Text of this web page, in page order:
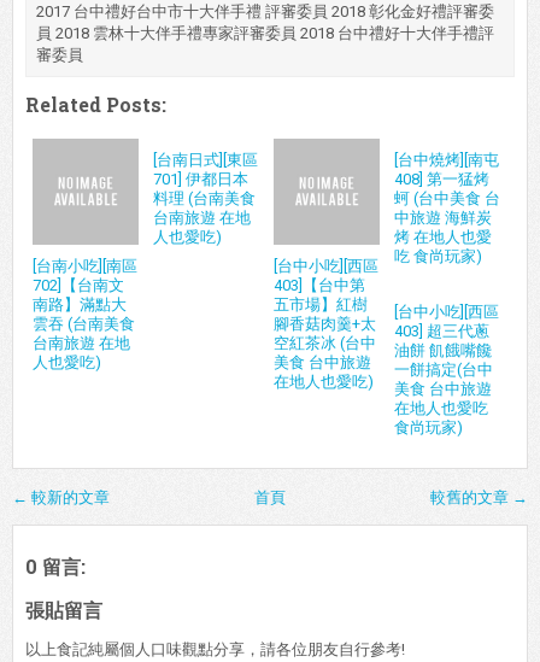
2017 台中禮好台中市十大伴手禮 評審委員 2018 彰化金好禮評審委
員 2018 雲林十大伴手禮專家評審委員 2018 台中禮好十大伴手禮評
審委員
Related Posts:
[台南小吃][南區
702]【台南文
南路】滿點大
雲吞 (台南美食
台南旅遊 在地
人也愛吃)
[台南日式][東區
701] 伊都日本
料理 (台南美食
台南旅遊 在地
人也愛吃)
[台中小吃][西區
403]【台中第
五市場】紅樹
腳香菇肉羹+太
空紅茶冰 (台中
美食 台中旅遊
在地人也愛吃)
[台中燒烤][南屯
408] 第一猛烤
蚵 (台中美食 台
中旅遊 海鮮炭
烤 在地人也愛
吃 食尚玩家)
[台中小吃][西區
403] 超三代蔥
油餅 飢餓嘴饞
一餅搞定(台中
美食 台中旅遊
在地人也愛吃
食尚玩家)
← 較新的文章 較舊的文章 →
首頁
0 留言:
張貼留言
以上食記純屬個人口味觀點分享，請各位朋友自行參考!